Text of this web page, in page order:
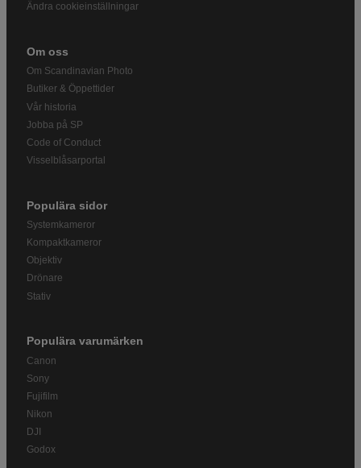
Ändra cookieinställningar
Om oss
Om Scandinavian Photo
Butiker & Öppettider
Vår historia
Jobba på SP
Code of Conduct
Visselblåsarportal
Populära sidor
Systemkameror
Kompaktkameror
Objektiv
Drönare
Stativ
Populära varumärken
Canon
Sony
Fujifilm
Nikon
DJI
Godox